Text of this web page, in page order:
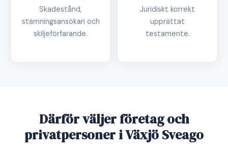
Skadestånd,
stämningsansökan och
skiljeförfarande.
Juridiskt korrekt
upprättat
testamente.
Därför väljer företag och
privatpersoner i Växjö Sveago